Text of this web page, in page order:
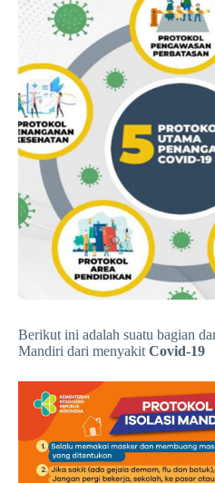
Berikut ini adalah suatu bagian
Mandiri dari menyakit Covid-19